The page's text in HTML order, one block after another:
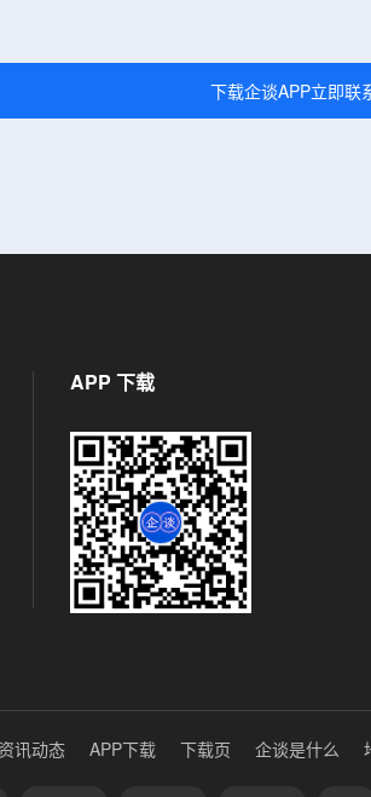
下载企谈APP立即联
APP 下载
讯动态 APP下载 下载页 企谈是什么